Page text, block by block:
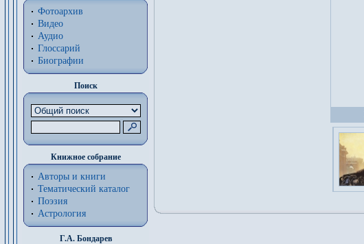
Фотоархив
Видео
Аудио
Глоссарий
Биографии
Поиск
Книжное собрание
Авторы и книги
Тематический каталог
Поэзия
Астрология
Г.А. Бондарев